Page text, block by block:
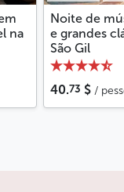
na
Noite de
e grandes
São Gil
40.73 $ /